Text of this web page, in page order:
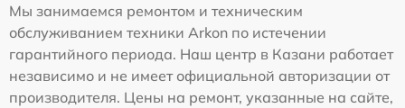
Мы занимаемся ремонтом и техническим
обслуживанием техники Arkon по истечении
гарантийного периода. Наш центр в Казани работает
независимо и не имеет официальной авторизации от
производителя. Цены на ремонт, указанные на сайте,